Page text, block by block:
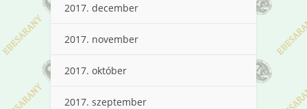
2017. december
2017. november
2017. október
2017. szeptember